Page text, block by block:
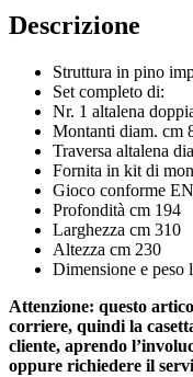
Descrizione
Struttura in pino
Set completo di:
Nr. 1 altalena
Montanti diam. cm
Traversa altalena
Fornita in kit di
Gioco conforme
Profondità cm 194
Larghezza cm 310
Altezza cm 230
Dimensione e
Attenzione: questo
corriere, quindi la
cliente, aprendo
oppure richiedere il